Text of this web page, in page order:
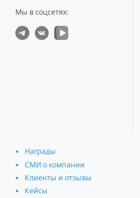
Мы в соцсетях:
Награды
СМИ о компании
Клиенты и отзывы
Кейсы